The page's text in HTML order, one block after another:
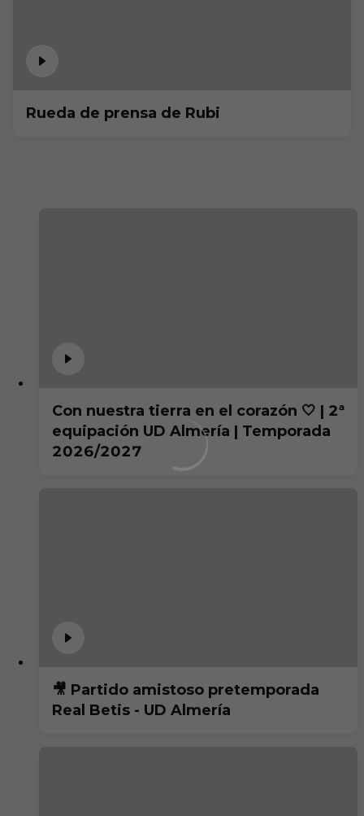
Rueda de prensa de Rubi
Con nuestra tierra en el corazón 🤍 | 2ª
equipación UD Almería | Temporada
2026/2027
🎥 Partido amistoso pretemporada
Real Betis - UD Almería